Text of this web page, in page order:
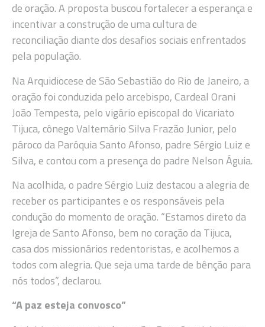
de oração. A proposta buscou fortalecer a esperança e
incentivar a construção de uma cultura de
reconciliação diante dos desafios sociais enfrentados
pela população.
Na Arquidiocese de São Sebastião do Rio de Janeiro, a
oração foi conduzida pelo arcebispo, Cardeal Orani
João Tempesta, pelo vigário episcopal do Vicariato
Tijuca, cônego Valtemário Silva Frazão Junior, pelo
pároco da Paróquia Santo Afonso, padre Sérgio Luiz e
Silva, e contou com a presença do padre Nelson Águia.
Na acolhida, o padre Sérgio Luiz destacou a alegria de
receber os participantes e os responsáveis pela
condução do momento de oração. “Estamos direto da
Igreja de Santo Afonso, bem no coração da Tijuca,
casa dos missionários redentoristas, e acolhemos a
todos com alegria. Que seja uma tarde de bênção para
nós todos”, declarou.
“A paz esteja convosco”